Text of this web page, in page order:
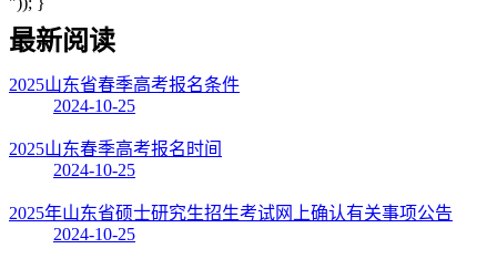
最新阅读
2025山东省春季高考报名条件
2024-10-25
2025山东春季高考报名时间
2024-10-25
2025年山东省硕士研究生招生考试网上确认有关事项公告
2024-10-25